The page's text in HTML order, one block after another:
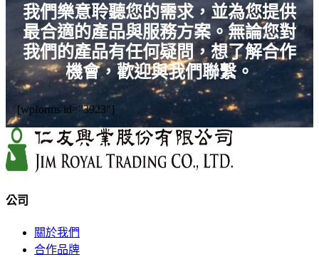
我們樂意聆聽您的需求，並為您提供
最合適的產品與服務方案。無論您對
我們的產品有任何疑問，想了解合作
機會，歡迎與我們聯繫。
[wpforms id="3923"]
公司
關於我們
合作品牌